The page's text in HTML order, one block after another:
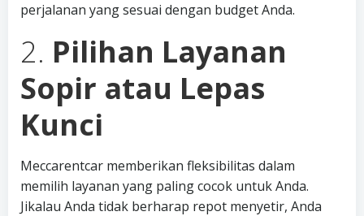
perjalanan yang sesuai dengan budget Anda.
2. Pilihan Layanan
Sopir atau Lepas
Kunci
Meccarentcar memberikan fleksibilitas dalam
memilih layanan yang paling cocok untuk Anda.
Jikalau Anda tidak berharap repot menyetir, Anda